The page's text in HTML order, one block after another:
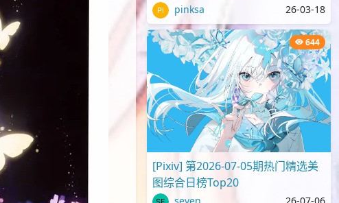
pinksa 26-03-18
644
[Pixiv] 第2026-07-05期热门精选美
图综合日榜Top20
seven 26-07-06